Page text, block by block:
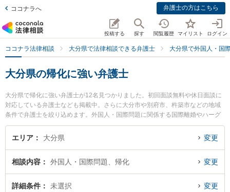
ココナラへ 弁護士の方はこちら
投稿する 探す 閲覧履歴 マイリスト ログイン
ココナラ法律相談 大分県で法律相談できる弁護士 大分県で外国人・国
大分県の帰化に強い弁護士
大分県で帰化に強い弁護士が12名見つかりました。初回面談無料や休日面談に
対応している弁護士なども掲載中。さらに大分市や別府市、杵築市などの地域
条件で弁護士を絞り込めます。外国人・国際問題に関係する国際離婚やハーグ
条約、国際結婚等の細かな分野での絞り込み検索もでき便利です。特に大分フ
ラワー法律事務所の巨瀬 慧人弁護士や麻生法律事務所の麻生 昭一弁護士、ベリ
のトラブルを今すぐに弁護士に相談したい』『帰化のトラブル解決の実績豊富
な近くの弁護士を検索したい』『初回相談無料で帰化を法律相談できる大分県
内の弁護士に相談予約したい』などでお困りの相談者さんにおすすめです。
エリア 大分県 変更
相談内容 外国人・国際問題、帰化 変更
詳細条件 未選択 変更